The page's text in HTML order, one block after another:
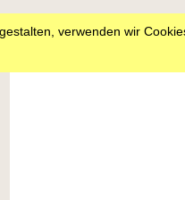
verwenden wir